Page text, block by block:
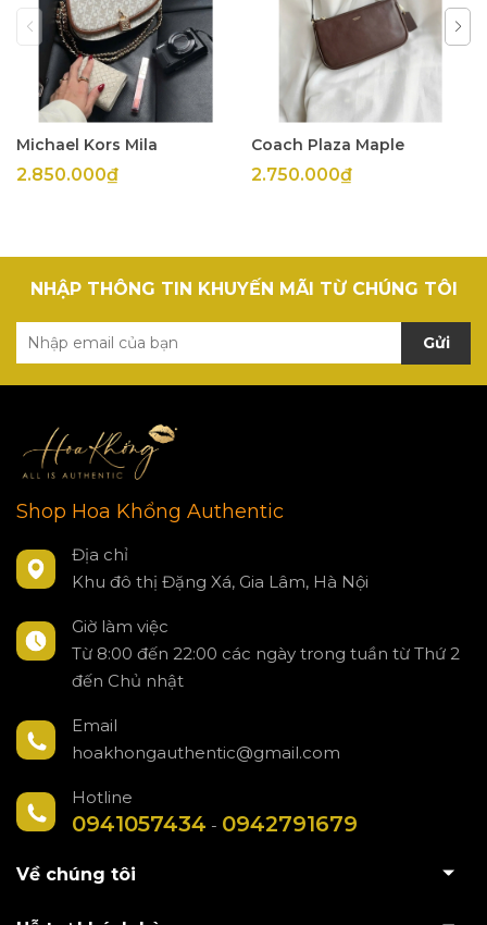
Michael Kors Mila
2.850.000₫
Coach Plaza Maple
2.750.000₫
NHẬP THÔNG TIN KHUYẾN MÃI TỪ CHÚNG TÔI
Gửi
Shop Hoa Khổng Authentic
Địa chỉ
Khu đô thị Đặng Xá, Gia Lâm, Hà Nội
Giờ làm việc
Từ 8:00 đến 22:00 các ngày trong tuần từ Thứ 2
đến Chủ nhật
Email
hoakhongauthentic@gmail.com
Hotline
0941057434 - 0942791679
Về chúng tôi